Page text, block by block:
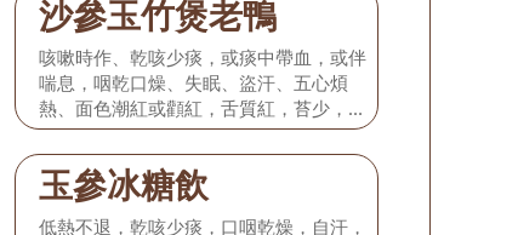
沙參玉竹煲老鴨
咳嗽時作、乾咳少痰，或痰中帶血，或伴
喘息，咽乾口燥、失眠、盜汗、五心煩
熱、面色潮紅或顴紅，舌質紅，苔少，脈
細數弱。
玉參冰糖飲
低熱不退，乾咳少痰，口咽乾燥，自汗，